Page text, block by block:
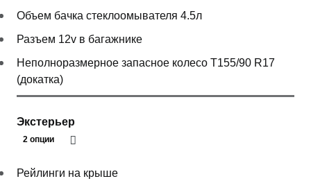
Объем бачка стеклоомывателя 4.5л
Разъем 12v в багажнике
Неполноразмерное запасное колесо T155/90 R17
(докатка)
Экстерьер
2 опции
Рейлинги на крыше